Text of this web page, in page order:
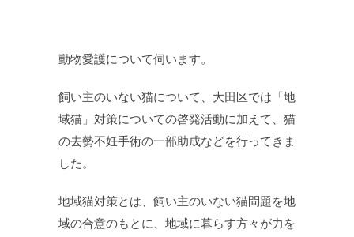
動物愛護について伺います。
飼い主のいない猫について、大田区では「地
域猫」対策についての啓発活動に加えて、猫
の去勢不妊手術の一部助成などを行ってきま
した。
地域猫対策とは、飼い主のいない猫問題を地
域の合意のもとに、地域に暮らす方々が力を